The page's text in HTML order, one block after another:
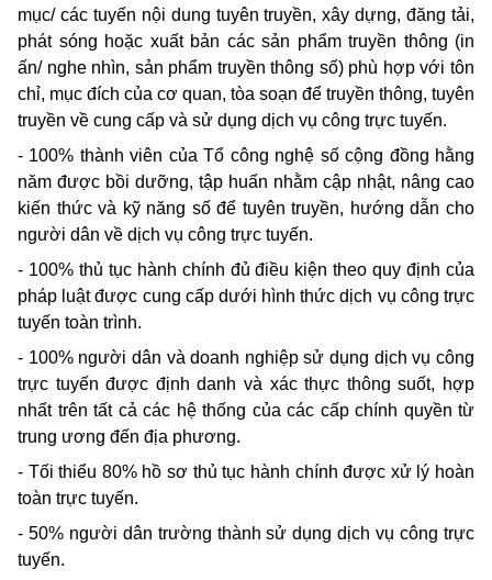
mục/ các tuyến nội dung tuyên truyền, xây dựng, đăng tải,
phát sóng hoặc xuất bản các sản phẩm truyền thông (in
ấn/ nghe nhìn, sản phẩm truyền thông số) phù hợp với tôn
chỉ, mục đích của cơ quan, tòa soạn để truyền thông, tuyên
truyền về cung cấp và sử dụng dịch vụ công trực tuyến.
- 100% thành viên của Tổ công nghệ số cộng đồng hằng
năm được bồi dưỡng, tập huấn nhằm cập nhật, nâng cao
kiến thức và kỹ năng số để tuyên truyền, hướng dẫn cho
người dân về dịch vụ công trực tuyến.
- 100% thủ tục hành chính đủ điều kiện theo quy định của
pháp luật được cung cấp dưới hình thức dịch vụ công trực
tuyến toàn trình.
- 100% người dân và doanh nghiệp sử dụng dịch vụ công
trực tuyến được định danh và xác thực thông suốt, hợp
nhất trên tất cả các hệ thống của các cấp chính quyền từ
trung ương đến địa phương.
- Tối thiểu 80% hồ sơ thủ tục hành chính được xử lý hoàn
toàn trực tuyến.
- 50% người dân trường thành sử dụng dịch vụ công trực
tuyến.